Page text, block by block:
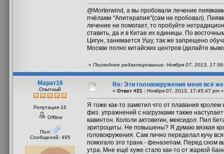
@Morterwind, а вы пробовали лечение
пчёлами "Апитерапия"(сам не пробовал).
лечение не помогает, то пробуйте
ставить, да и в Китае их единицы. По
Цигун, занимается Ушу, так же запрещено
Москве полно китайских центров (делайте
« Последнее редактирование: Ноября 07, 2013,
Марат16
Опытный
Репутация 16
Offline
Пол:
Сообщений: 495
Re: Эти головокружения меня всё
« Ответ #21 : Ноября 07, 2013, 17:45:47 pm »
Я тоже как-то заметил что от плавания кролем
физ. упражнений с нагрузками также
кавинтон. Кололи актовегин, мексидол. Пил
эритроциты. Не повышены? Я думаю вязкая
головокружения. Сам лично переделал кучу
помогало это транк - феназепам. Перед сном
утра. Мне ещё хуже стало как-то от жаркой